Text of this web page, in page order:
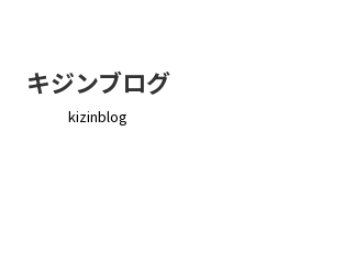
キジンブログ
kizinblog